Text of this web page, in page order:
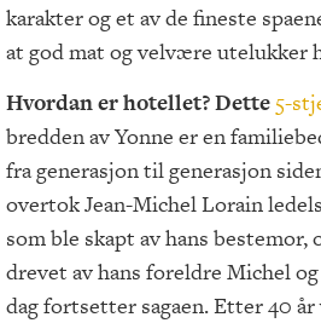
karakter og et av de fineste
at god mat og velvære utelukker
Hvordan er hotellet? Dette 5-
bredden av Yonne er en
fra generasjon til generasjon
overtok Jean-Michel Lorain
som ble skapt av hans bestemor,
drevet av hans foreldre Michel
dag fortsetter sagaen. Etter 40